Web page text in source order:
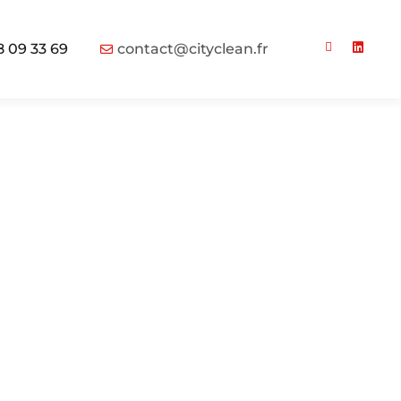
09 33 69 contact@cityclean.fr